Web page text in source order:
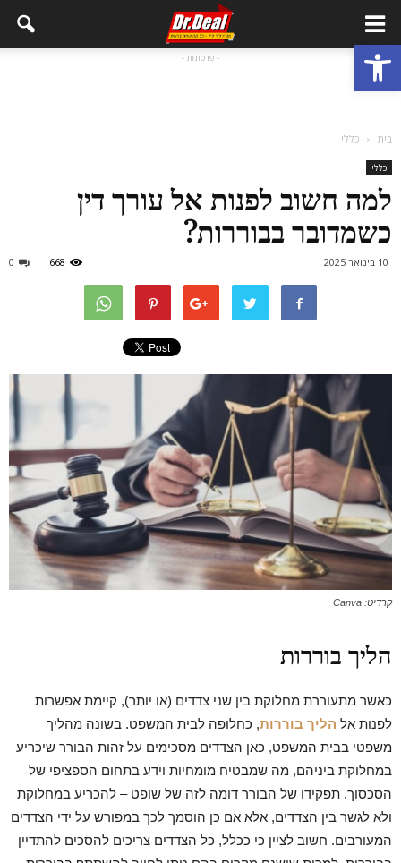
פתח סרגל נגישות - פרסומת -
בית כללי
כללי
למה חשוב לפנות אל עורך דין
כשמדובר בבוררות?
10 בינואר 2025 0 668
קרדיט: Canva
הליך בוררות
כאשר מתעוררת מחלוקת בין שני צדדים (או יותר), קיימת אפשרות
לפנות אל הליך בוררות, כחלופה לבית המשפט. בשונה מהליך
משפטי בבית המשפט, כאן הצדדים מסכימים על זהות הבורר שיכריע
במחלוקת ביניהם, מה שמבטיח מומחיות וידע בתחום הספציפי של
הסכסוך. תפקידו של הבורר דומה לזה של שופט – להכריע במחלוקת
ולא לגשר בין הצדדים, אלא אם כן הוסמך לכך במפורש על ידי הצדדים
המעורבים. חשוב לציין כי ככלל, כל הצדדים צריכים להסכים להתדיין